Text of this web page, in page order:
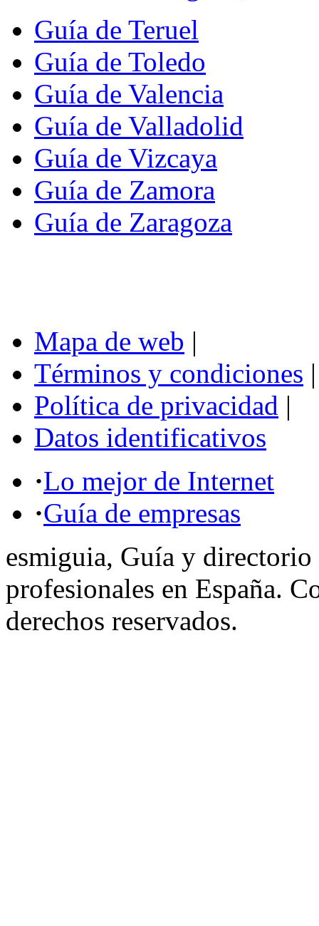
Guía de Teruel
Guía de Toledo
Guía de Valencia
Guía de Valladolid
Guía de Vizcaya
Guía de Zamora
Guía de Zaragoza
Mapa de web |
Términos y condiciones |
Política de privacidad |
Datos identificativos
·Lo mejor de Internet
·Guía de empresas
esmiguia, Guía y directorio
profesionales en España.
derechos reservados.